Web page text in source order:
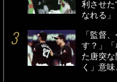
利させた
なれる」
「監督
す？」
た唐突
く」意味